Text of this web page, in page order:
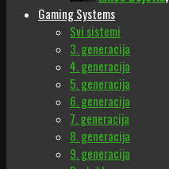
Gaming Systems
Svi sistemi
3. generacija
4. generacija
5. generacija
6. generacija
7. generacija
8. generacija
9. generacija